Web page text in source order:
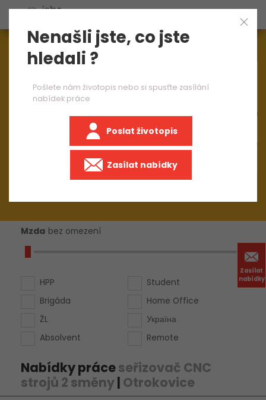
Zasílat
nabídky
Aktuálně1548nabídek práce
Mzda bez omezení
HPP
Brigáda
ŽL
Absolvent
Student
Home Office
Україна
Remote
Nabídky práceseřizovač CNC
strojů 2 směny| Otrokovice
Nenašli jste, co jste
hledali ?
Pošlete nám životopis nebo si spusťte zasílání
nabídek práce
Poslat životopis
Zasílat nabídky